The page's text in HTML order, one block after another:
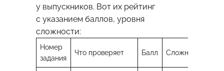
у выпускников. Вот их рейтинг
с указанием баллов, уровня
сложности:
Номер
задания
Что проверяет Балл Сложность